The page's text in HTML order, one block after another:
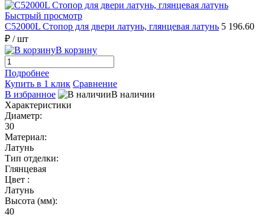
Быстрый просмотр
C52000L Стопор для двери латунь, глянцевая латунь 5 196.60
₽ / шт
В корзину
Подробнее
Купить в 1 клик Сравнение
В избранное
В наличии
Характеристики
Диаметр:
30
Материал:
Латунь
Тип отделки:
Глянцевая
Цвет :
Латунь
Высота (мм):
40